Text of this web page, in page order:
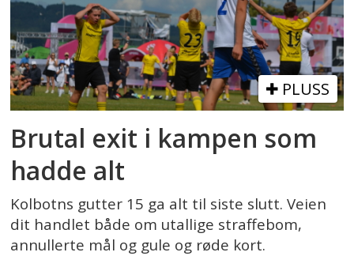
PLUSS
Brutal exit i kampen som
hadde alt
Kolbotns gutter 15 ga alt til siste slutt. Veien
dit handlet både om utallige straffebom,
annullerte mål og gule og røde kort.